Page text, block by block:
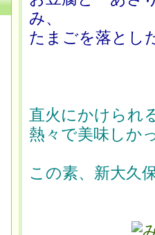
み、
たまごを落とし
直火にかけられ
熱々で美味しか
この素、新大久